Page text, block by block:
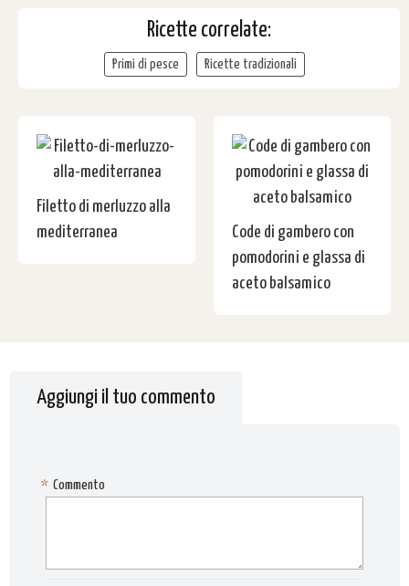
Ricette correlate:
Primi di pesce Ricette tradizionali
Filetto di merluzzo alla
mediterranea
Code di gambero con
pomodorini e glassa di
aceto balsamico
Aggiungi il tuo commento
Commento
*